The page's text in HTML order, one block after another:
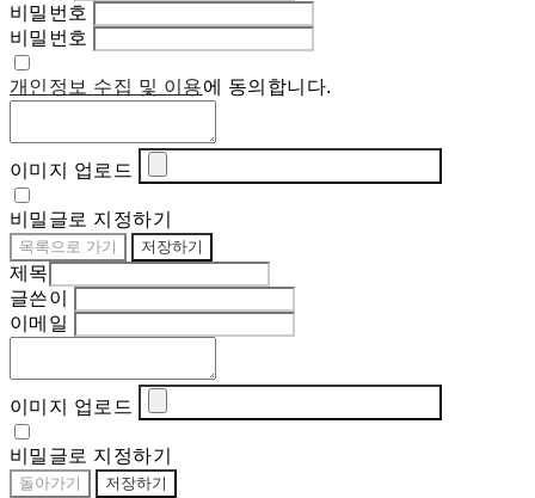
비밀번호
비밀번호
개인정보 수집 및 이용에 동의합니다.
이미지 업로드
비밀글로 지정하기
목록으로 가기 저장하기
제목
글쓴이
이메일
이미지 업로드
비밀글로 지정하기
돌아가기 저장하기